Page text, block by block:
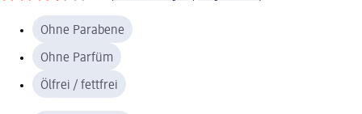
Ohne Parabene
Ohne Parfüm
Ölfrei / fettfrei